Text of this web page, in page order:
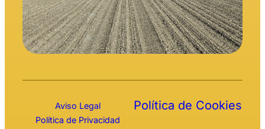
Aviso Legal
Política de Privacidad
Política de Cookies